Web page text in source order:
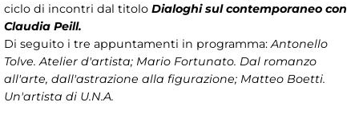
ciclo di incontri dal titolo Dialoghi sul contemporaneo con
Claudia Peill.
Di seguito i tre appuntamenti in programma:Antonello
Tolve. Atelier d'artista; Mario Fortunato. Dal romanzo
all'arte, dall'astrazione alla figurazione; Matteo Boetti.
Un'artista di U.N.A.